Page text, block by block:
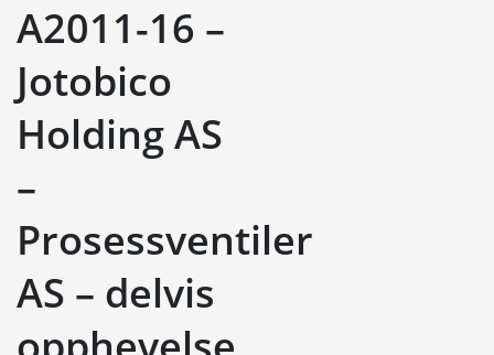
A2011-16 –
Jotobico
Holding AS
–
Prosessventiler
AS – delvis